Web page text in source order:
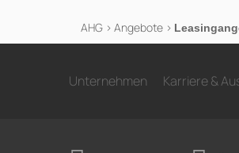
AHG > Angebote >
Unternehmen Karriere &